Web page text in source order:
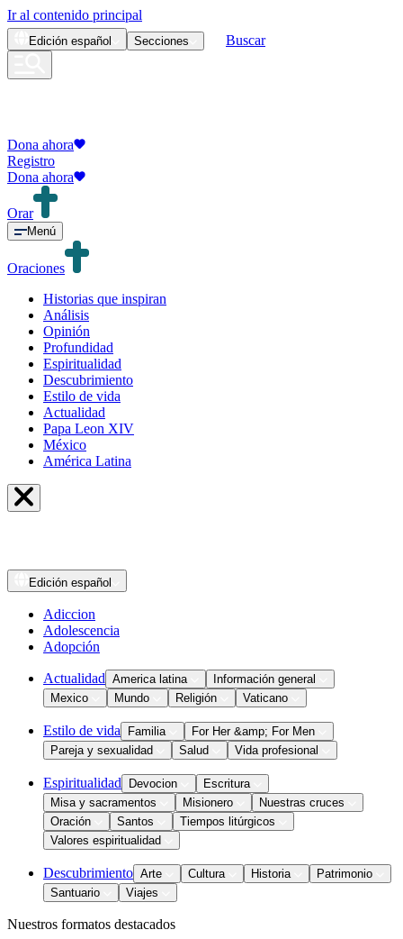
Ir al contenido principal
Edición español Secciones Buscar
Dona ahora
Registro
Dona ahora
Orar
Menú
Oraciones
Historias que inspiran
Análisis
Opinión
Profundidad
Espiritualidad
Descubrimiento
Estilo de vida
Actualidad
Papa Leon XIV
México
América Latina
Edición español
Adiccion
Adolescencia
Adopción
Actualidad America latina
Información general
Mexico
Mundo Religión Vaticano
Estilo de vida Familia
For Her &amp; For Men
Pareja y sexualidad
Salud Vida profesional
Espiritualidad Devocion
Escritura
Misa y sacramentos
Misionero
Nuestras cruces
Oración
Santos
Tiempos litúrgicos
Valores espiritualidad
Descubrimiento Arte Cultura Historia
Patrimonio
Santuario
Viajes
Nuestros formatos destacados